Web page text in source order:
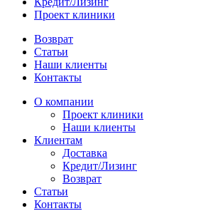
Проект клиники
Возврат
Статьи
Наши клиенты
Контакты
О компании
Проект клиники
Наши клиенты
Клиентам
Доставка
Кредит/Лизинг
Возврат
Статьи
Контакты